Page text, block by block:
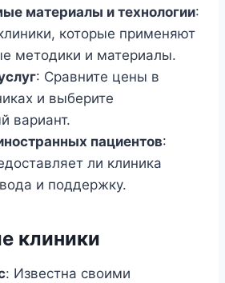
материалы и технологии:
которые применяют
методики и материалы.
: Сравните цены в
и выберите
вариант.
пациентов:
ли клиника
и поддержку.
клиники
: Известна своими